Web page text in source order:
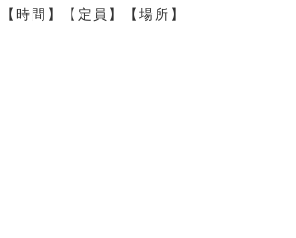
【時間】 【定員】 【場所】